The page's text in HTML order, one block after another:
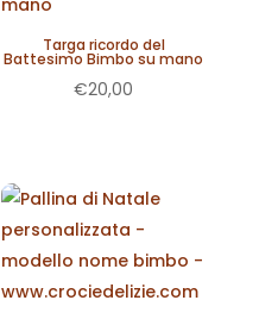
Targa ricordo del
Battesimo Bimbo su mano
€20,00